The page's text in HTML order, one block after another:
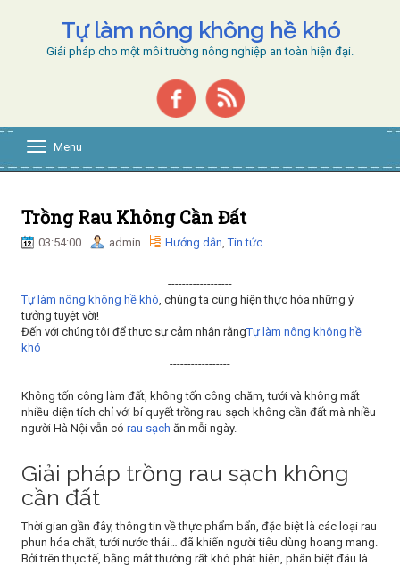
Tự làm nông không hề khó
Giải pháp cho một môi trường nông nghiệp an toàn hiện đại.
e
n
g
a
t
Menu
Trồng Rau Không Cần Đất
03:54:00 admin Hướng dẫn,Tin tức
------------------
Tự làm nông không hề khó, chúng ta cùng hiện thực hóa những ý
tưởng tuyệt vời!
Đến với chúng tôi để thực sự cảm nhận rằngTự làm nông không hề
khó
-----------------
Không tốn công làm đất, không tốn công chăm, tưới và không mất
nhiều diện tích chỉ với bí quyết trồng rau sạch không cần đất mà nhiều
người Hà Nội vẫn có rau sạch ăn mỗi ngày.
Giải pháp trồng rau sạch không
cần đất
Thời gian gần đây, thông tin về thực phẩm bẩn, đặc biệt là các loại rau
phun hóa chất, tưới nước thải… đã khiến người tiêu dùng hoang mang.
Bởi trên thực tế, bằng mắt thường rất khó phát hiện, phân biệt đâu là